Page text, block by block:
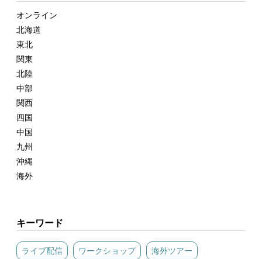
オンライン
北海道
東北
関東
北陸
中部
関西
四国
中国
九州
沖縄
海外
キーワード
ライブ配信 ワークショップ 海外ツアー